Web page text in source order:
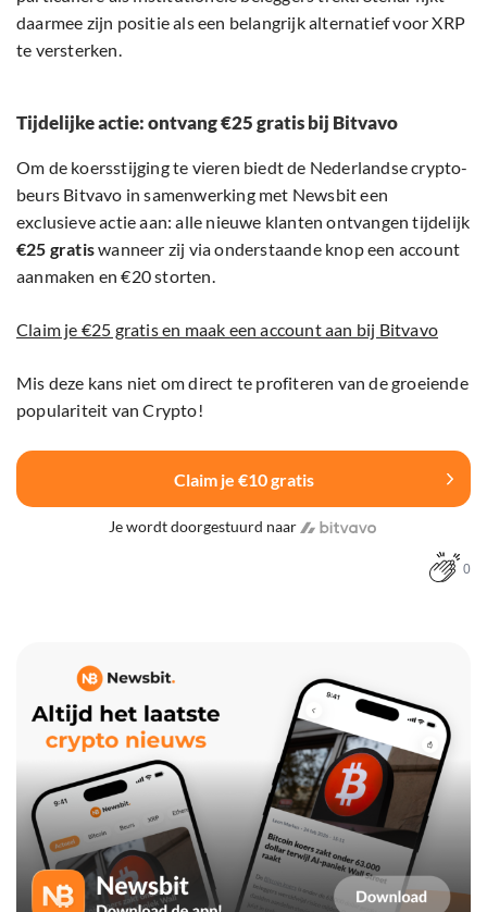
daarmee zijn positie als een belangrijk alternatief voor XRP
te versterken.
Tijdelijke actie: ontvang €25 gratis bij Bitvavo
Om de koersstijging te vieren biedt de Nederlandse crypto-
beurs Bitvavo in samenwerking met Newsbit een
exclusieve actie aan: alle nieuwe klanten ontvangen tijdelijk
€25 gratiswanneer zij via onderstaande knop een account
aanmaken en €20 storten.
Claim je €25 gratis en maak een account aan bij Bitvavo
Mis deze kans niet om direct te profiteren van de groeiende
populariteit van Crypto!
Claim je €10 gratis
Je wordt doorgestuurd naar
0